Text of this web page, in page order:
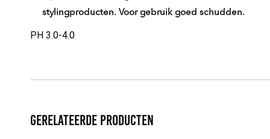
stylingproducten. Voor gebruik goed schudden.
PH 3.0-4.0
Gerelateerde producten